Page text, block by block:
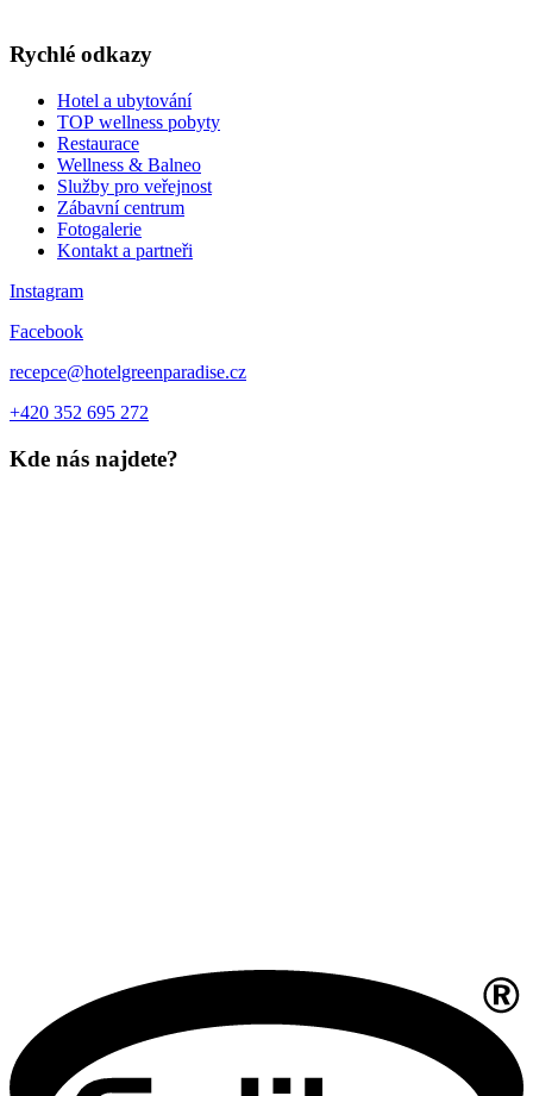
Rychlé odkazy
Hotel a ubytování
TOP wellness pobyty
Restaurace
Wellness & Balneo
Služby pro veřejnost
Zábavní centrum
Fotogalerie
Kontakt a partneři
Instagram
Facebook
recepce@hotelgreenparadise.cz
+420 352 695 272
Kde nás najdete?